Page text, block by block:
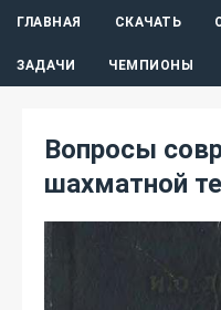
ГЛАВНАЯ СКАЧАТЬ
ЗАДАЧИ ЧЕМПИОНЫ
Вопросы
шахматной